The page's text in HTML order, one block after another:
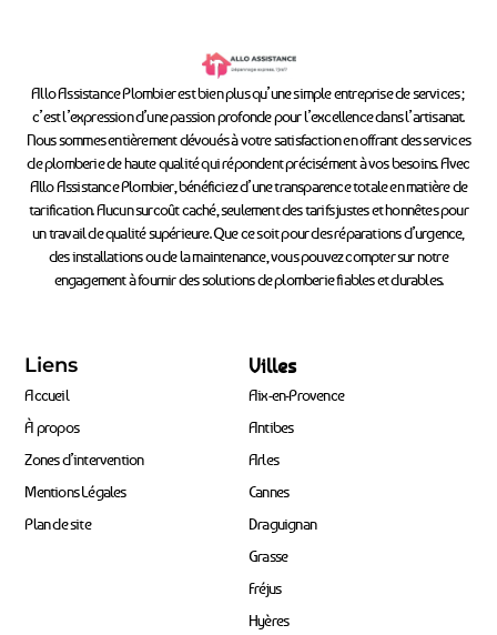
Allo Assistance Plombier est bien plus qu’une simple entreprise de services ;
c’est l’expression d’une passion profonde pour l’excellence dans l’artisanat.
Nous sommes entièrement dévoués à votre satisfaction en offrant des services
de plomberie de haute qualité qui répondent précisément à vos besoins. Avec
Allo Assistance Plombier, bénéficiez d’une transparence totale en matière de
tarification. Aucun surcoût caché, seulement des tarifs justes et honnêtes pour
un travail de qualité supérieure. Que ce soit pour des réparations d’urgence,
des installations ou de la maintenance, vous pouvez compter sur notre
engagement à fournir des solutions de plomberie fiables et durables.
Liens
Accueil
À propos
Zones d’intervention
Mentions Légales
Plan de site
Villes
Aix-en-Provence
Antibes
Arles
Cannes
Draguignan
Grasse
Fréjus
Hyères